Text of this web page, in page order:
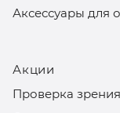
Аксессуары для
Акции
Проверка зрения